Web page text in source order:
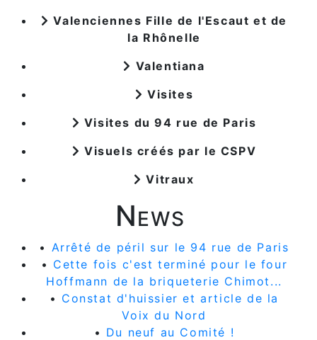
Valenciennes Fille de l'Escaut et de
la Rhônelle
Valentiana
Visites
Visites du 94 rue de Paris
Visuels créés par le CSPV
Vitraux
News
• Arrêté de péril sur le 94 rue de Paris
• Cette fois c'est terminé pour le four
Hoffmann de la briqueterie Chimot...
• Constat d'huissier et article de la
Voix du Nord
• Du neuf au Comité !